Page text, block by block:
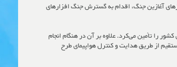
آغازین جنگ، اقدام به گسترش جنگ افزارهای
داده به طوری که تا خاتمه جنگ دفاع هوایی بیش از ۲۳۵ نقطه از نقاط حساس و حیاتی کشور را تأمین می‌کرد. علاوه بر آن در هنگام انجام
از طریق هدایت و کنترل هواپیمای طرح